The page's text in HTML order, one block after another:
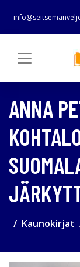
ANNA
Kaunokirjat